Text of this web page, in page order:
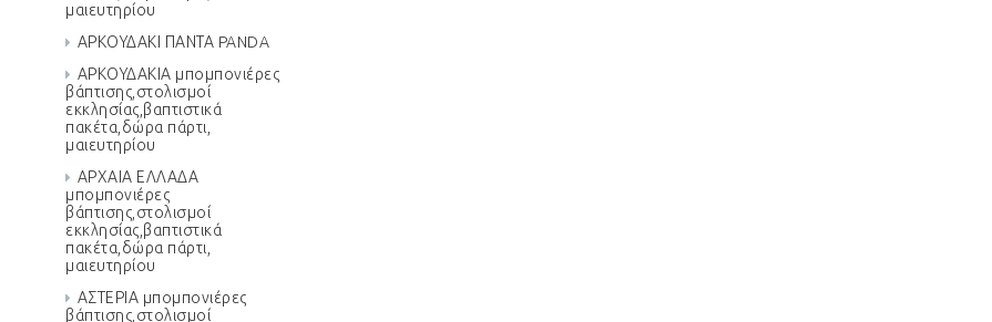
μαιευτηρίου
ΑΡΚΟΥΔΑΚΙ ΠΑΝΤΑ PANDA
ΑΡΚΟΥΔΑΚΙΑ μπομπονιέρες
βάπτισης,στολισμοί
εκκλησίας,βαπτιστικά
πακέτα,δώρα πάρτι,
μαιευτηρίου
ΑΡΧΑΙΑ ΕΛΛΑΔΑ
μπομπονιέρες
βάπτισης,στολισμοί
εκκλησίας,βαπτιστικά
πακέτα,δώρα πάρτι,
μαιευτηρίου
ΑΣΤΕΡΙΑ μπομπονιέρες
βάπτισης,στολισμοί